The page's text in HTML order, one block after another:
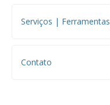
Serviços | Ferramentas
Contato